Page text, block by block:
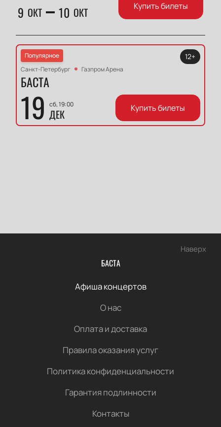
9 ОКТ 10 ОКТ Купить билеты
Популярное
Санкт-Петербург
Газпром Арена
БАСТА
19 сб, 19:00
ДЕК
12+
Купить билеты
Наверх
БАСТА
Афиша концертов
О нас
Оплата и доставка
Правила оказания услуг
Политика конфиденциальности
Гарантия подлинности
Контакты